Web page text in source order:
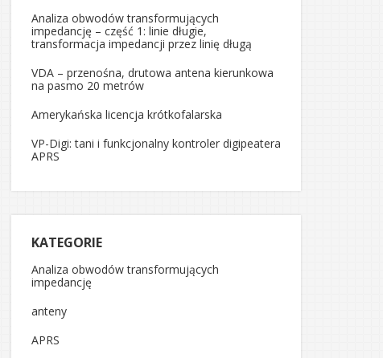
Analiza obwodów transformujących
impedancję – część 1: linie długie,
transformacja impedancji przez linię długą
VDA – przenośna, drutowa antena kierunkowa
na pasmo 20 metrów
Amerykańska licencja krótkofalarska
VP-Digi: tani i funkcjonalny kontroler digipeatera
APRS
KATEGORIE
Analiza obwodów transformujących
impedancję
anteny
APRS